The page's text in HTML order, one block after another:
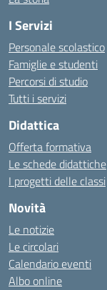
I Servizi
Personale scolastico
Famiglie e studenti
Percorsi di studio
Tutti i servizi
Didattica
Offerta formativa
Le schede didattiche
I progetti delle classi
Novità
Le notizie
Le circolari
Calendario eventi
Albo online